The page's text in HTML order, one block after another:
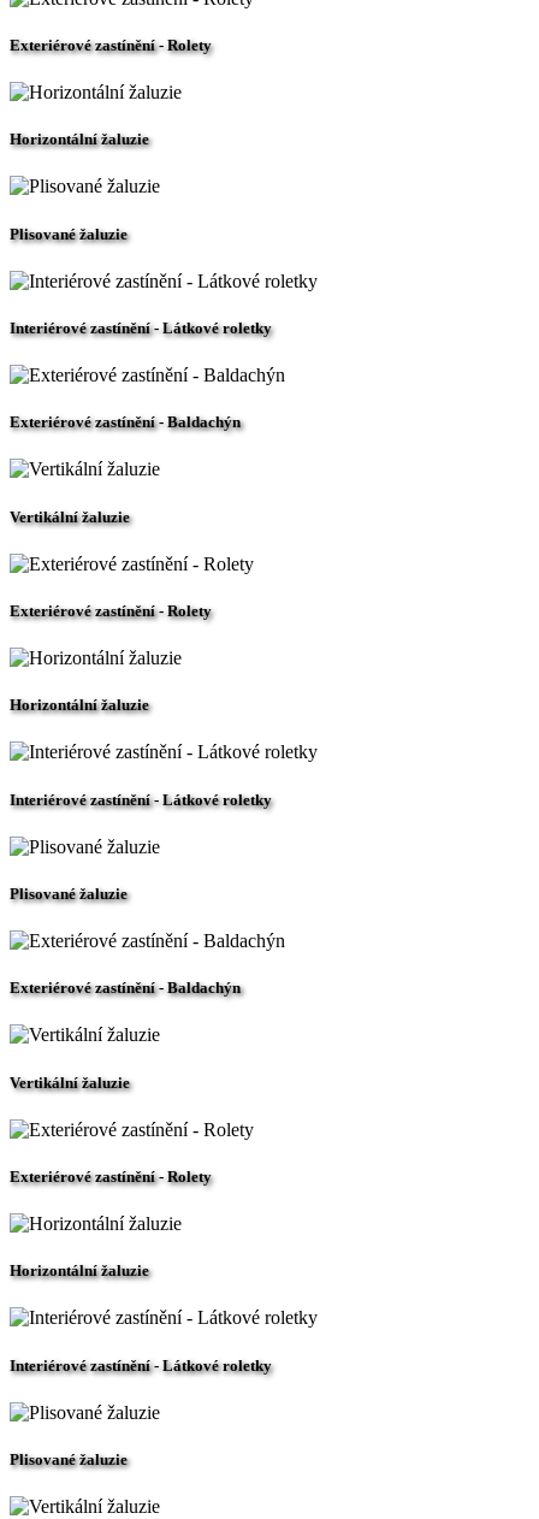
Exteriérové zastínění - Rolety
Horizontální žaluzie
Plisované žaluzie
Interiérové zastínění - Látkové roletky
Exteriérové zastínění - Baldachýn
Vertikální žaluzie
Exteriérové zastínění - Rolety
Horizontální žaluzie
Interiérové zastínění - Látkové roletky
Plisované žaluzie
Exteriérové zastínění - Baldachýn
Vertikální žaluzie
Exteriérové zastínění - Rolety
Horizontální žaluzie
Interiérové zastínění - Látkové roletky
Plisované žaluzie